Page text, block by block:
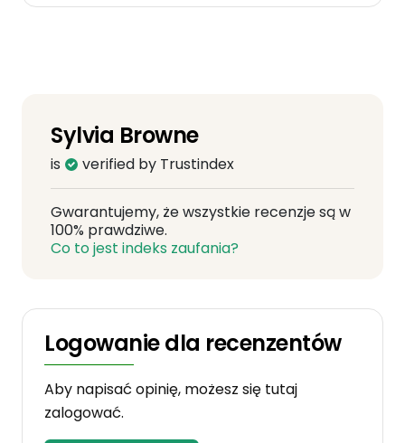
Sylvia Browne
is verified by Trustindex
Gwarantujemy, że wszystkie recenzje są w
100% prawdziwe.
Co to jest indeks zaufania?
Logowanie dla recenzentów
Aby napisać opinię, możesz się tutaj
zalogować.